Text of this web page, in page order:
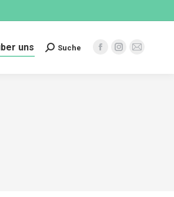
uns Suche